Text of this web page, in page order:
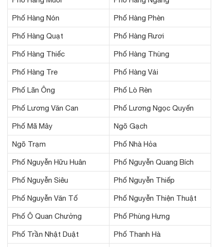
Phố Hàng Nón Phố Hàng Phèn
Phố Hàng Quạt Phố Hàng Rươi
Phố Hàng Thiếc Phố Hàng Thùng
Phố Hàng Tre Phố Hàng Vải
Phố Lãn Ông Phố Lò Rèn
Phố Lương Văn Can Phố Lương Ngọc Quyến
Phố Mã Mây Ngõ Gạch
Ngõ Trạm Phố Nhà Hỏa
Phố Nguyễn Hữu Huân Phố Nguyễn Quang Bích
Phố Nguyễn Siêu Phố Nguyễn Thiếp
Phố Nguyễn Văn Tố Phố Nguyễn Thiện Thuật
Phố Ô Quan Chưởng Phố Phùng Hưng
Phố Trần Nhật Duật Phố Thanh Hà